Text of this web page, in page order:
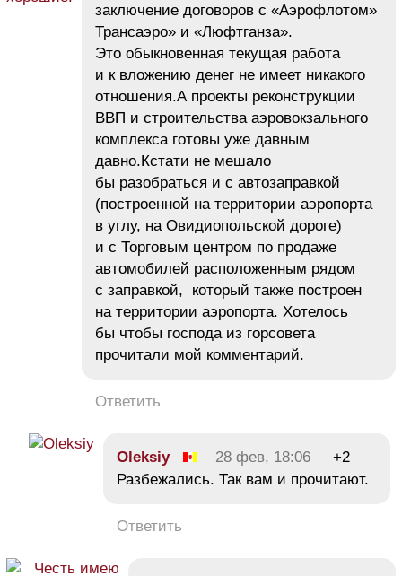
заключение договоров с «Аэрофлотом»
Трансаэро» и «Люфтганза».
Это обыкновенная текущая работа
и к вложению денег не имеет никакого
отношения.А проекты реконструкции
ВВП и строительства аэровокзального
комплекса готовы уже давным
давно.Кстати не мешало
бы разобраться и с автозаправкой
(построенной на территории аэропорта
в углу, на Овидиопольской дороге)
и с Торговым центром по продаже
автомобилей расположенным рядом
с заправкой, который также построен
на территории аэропорта. Хотелось
бы чтобы господа из горсовета
прочитали мой комментарий.
Ответить
Oleksiy 28 фев, 18:06
+2
Разбежались. Так вам и прочитают.
Ответить